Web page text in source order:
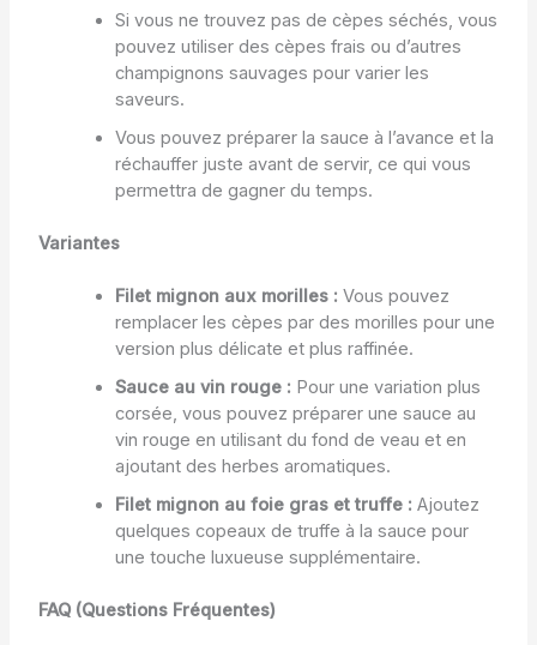
Si vous ne trouvez pas de cèpes séchés, vous
pouvez utiliser des cèpes frais ou d’autres
champignons sauvages pour varier les
saveurs.
Vous pouvez préparer la sauce à l’avance et la
réchauffer juste avant de servir, ce qui vous
permettra de gagner du temps.
Variantes
Filet mignon aux morilles : Vous pouvez
remplacer les cèpes par des morilles pour une
version plus délicate et plus raffinée.
Sauce au vin rouge : Pour une variation plus
corsée, vous pouvez préparer une sauce au
vin rouge en utilisant du fond de veau et en
ajoutant des herbes aromatiques.
Filet mignon au foie gras et truffe : Ajoutez
quelques copeaux de truffe à la sauce pour
une touche luxueuse supplémentaire.
FAQ (Questions Fréquentes)